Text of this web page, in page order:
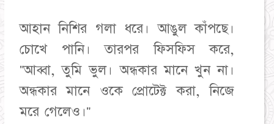
আহান নিশির গলা ধরে। আঙুল কাঁপছে।
চোখে পানি। তারপর ফিসফিস করে,
"আব্বা, তুমি ভুল। অন্ধকার মানে খুন না।
অন্ধকার মানে ওকে প্রোটেক্ট করা, নিজে
মরে গেলেও।"